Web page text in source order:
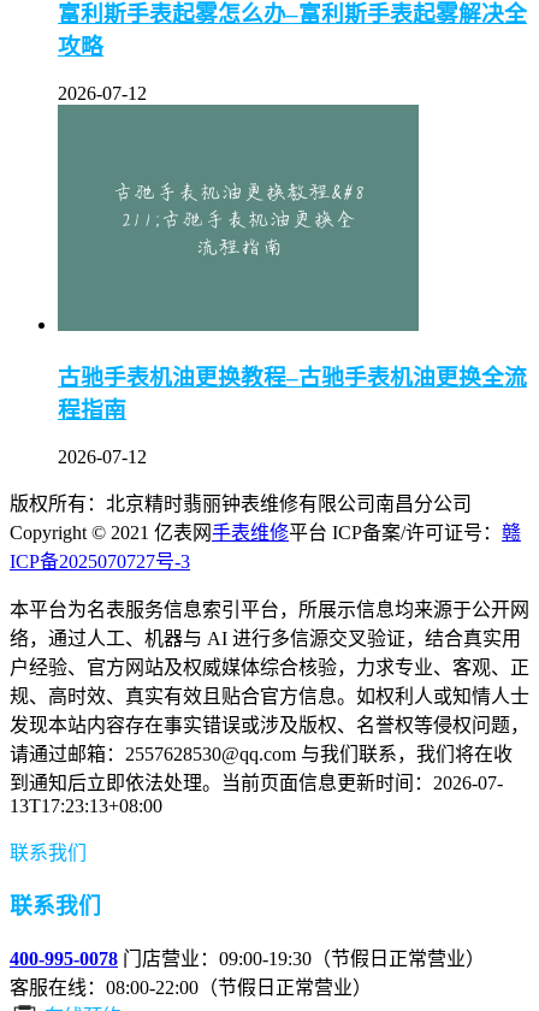
富利斯手表起雾怎么办–富利斯手表起雾解决全
攻略
2026-07-12
古驰手表机油更换教程–古驰手表机油更换全流
程指南
2026-07-12
版权所有：北京精时翡丽钟表维修有限公司南昌分公司
Copyright © 2021 亿表网手表维修平台 ICP备案/许可证号： 赣
ICP备2025070727号-3
本平台为名表服务信息索引平台，所展示信息均来源于公开网
络，通过人工、机器与 AI 进行多信源交叉验证，结合真实用
户经验、官方网站及权威媒体综合核验，力求专业、客观、正
规、高时效、真实有效且贴合官方信息。如权利人或知情人士
发现本站内容存在事实错误或涉及版权、名誉权等侵权问题，
请通过邮箱：2557628530@qq.com 与我们联系，我们将在收
到通知后立即依法处理。当前页面信息更新时间：2026-07-
13T17:23:13+08:00
联系我们
联系我们
400-995-0078 门店营业：09:00-19:30（节假日正常营业）
客服在线：08:00-22:00（节假日正常营业）